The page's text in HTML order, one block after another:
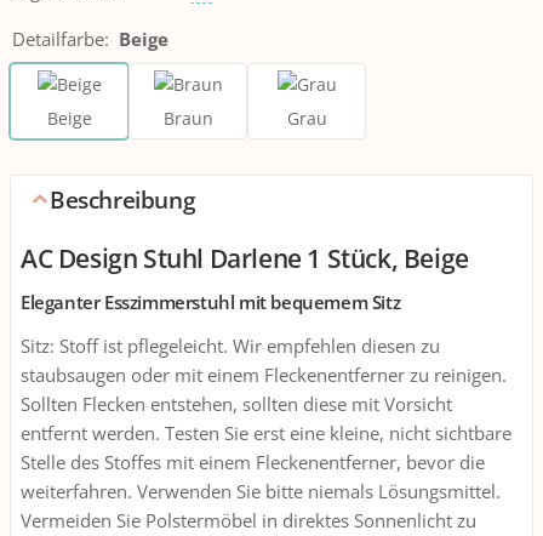
Detailfarbe: Beige
Beige Braun Grau
Beschreibung
AC Design Stuhl Darlene 1 Stück, Beige
Eleganter Esszimmerstuhl mit bequemem Sitz
Sitz: Stoff ist pflegeleicht. Wir empfehlen diesen zu
staubsaugen oder mit einem Fleckenentferner zu reinigen.
Sollten Flecken entstehen, sollten diese mit Vorsicht
entfernt werden. Testen Sie erst eine kleine, nicht sichtbare
Stelle des Stoffes mit einem Fleckenentferner, bevor die
weiterfahren. Verwenden Sie bitte niemals Lösungsmittel.
Vermeiden Sie Polstermöbel in direktes Sonnenlicht zu